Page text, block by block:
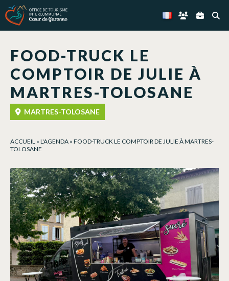
FOOD-TRUCK LE
COMPTOIR DE JULIE À
MARTRES-TOLOSANE
MARTRES-TOLOSANE
ACCUEIL » L'AGENDA » FOOD-TRUCK LE COMPTOIR DE JULIE À MARTRES-
TOLOSANE
Panneau de gestion des cookies